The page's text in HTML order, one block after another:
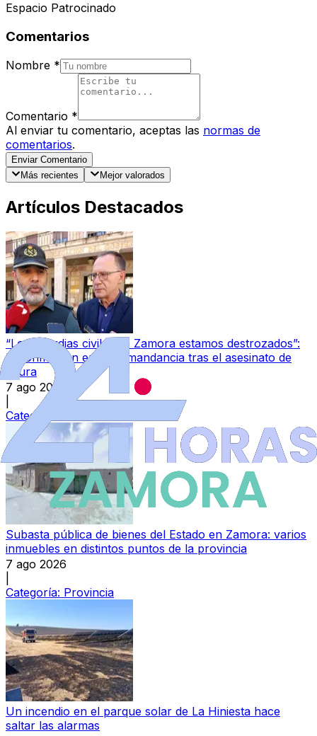
Espacio Patrocinado
Comentarios
Nombre *
Comentario *
Al enviar tu comentario, aceptas las normas de
comentarios.
Enviar Comentario
Más recientes
Mejor valorados
Artículos Destacados
“Los guardias civiles de Zamora estamos destrozados”:
la conmoción en la Comandancia tras el asesinato de
Laura
7 ago 2026
Categoría:
Subasta pública de bienes del Estado en Zamora: varios
inmuebles en distintos puntos de la provincia
7 ago 2026
Categoría: Provincia
Un incendio en el parque solar de La Hiniesta hace
saltar las alarmas